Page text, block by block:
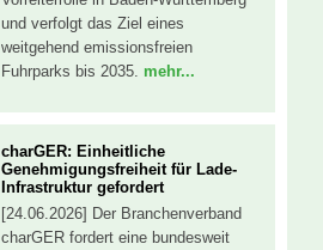
und verfolgt das Ziel eines
weitgehend emissionsfreien
Fuhrparks bis 2035. mehr...
charGER: Einheitliche
Genehmigungsfreiheit für Lade-
Infrastruktur gefordert
[24.06.2026] Der Branchenverband
charGER fordert eine bundesweit